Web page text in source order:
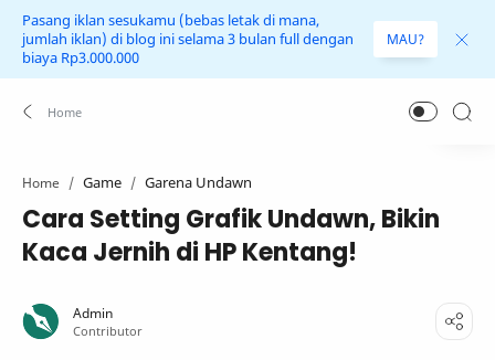
Pasang iklan sesukamu (bebas letak di mana,
jumlah iklan) di blog ini selama 3 bulan full dengan
biaya Rp3.000.000
MAU?
Home Game Garena Undawn
Cara Setting Grafik Undawn, Bikin
Kaca Jernih di HP Kentang!